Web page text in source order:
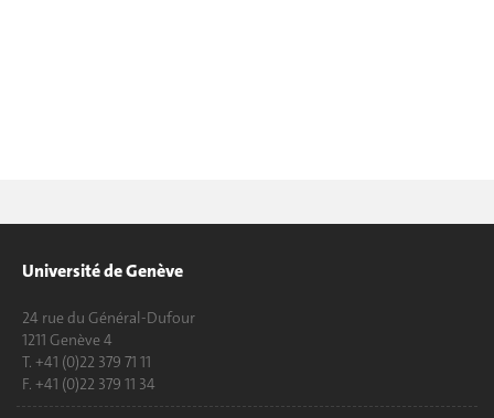
Université de Genève
24 rue du Général-Dufour
1211 Genève 4
T. +41 (0)22 379 71 11
F. +41 (0)22 379 11 34